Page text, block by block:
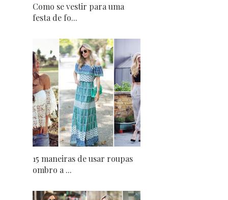
Como se vestir para uma
festa de fo...
15 maneiras de usar roupas
ombro a ...